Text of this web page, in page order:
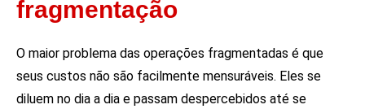
fragmentação
O maior problema das operações fragmentadas é que
seus custos não são facilmente mensuráveis. Eles se
diluem no dia a dia e passam despercebidos até se